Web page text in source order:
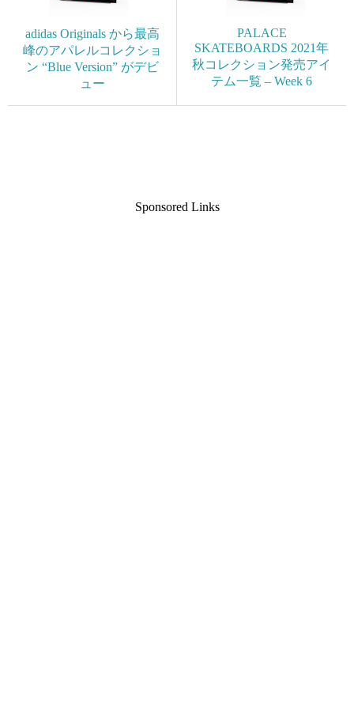
adidas Originals から最高
峰のアパレルコレクショ
ン “Blue Version” がデビ
ュー
PALACE
SKATEBOARDS 2021年
秋コレクション発売アイ
テム一覧 – Week 6
Sponsored Links